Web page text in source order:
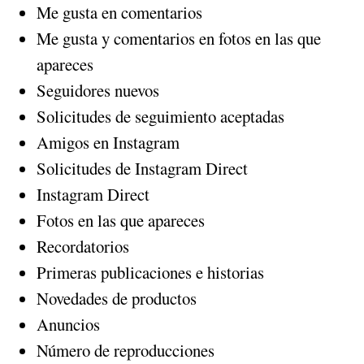
Me gusta en comentarios
Me gusta y comentarios en fotos en las que
apareces
Seguidores nuevos
Solicitudes de seguimiento aceptadas
Amigos en Instagram
Solicitudes de Instagram Direct
Instagram Direct
Fotos en las que apareces
Recordatorios
Primeras publicaciones e historias
Novedades de productos
Anuncios
Número de reproducciones